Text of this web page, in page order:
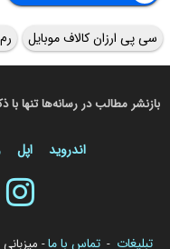
سی پی ارزان کالاف موبایل
بازنشر مطالب در رسانه‌ها تنها با
اندروید اپل
تبلیغات - تماس با ما-